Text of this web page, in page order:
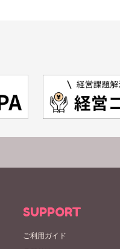
SUPPORT
ご利用ガイド